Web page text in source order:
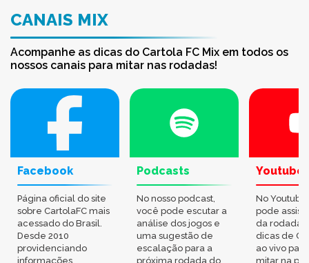
CANAIS MIX
Acompanhe as dicas do Cartola FC Mix em todos os
nossos canais para mitar nas rodadas!
Facebook
Página oficial do site
sobre CartolaFC mais
acessado do Brasil.
Desde 2010
providenciando
informações,
Podcasts
No nosso podcast,
você pode escutar a
análise dos jogos e
uma sugestão de
escalação para a
próxima rodada do
Youtube
No
pode
da rodada,
dicas de
ao vivo
mitar na